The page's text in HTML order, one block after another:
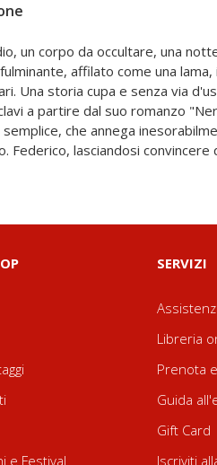
un corpo da occultare, una
affilato come una
Una storia cupa e senza via
a partire dal suo romanzo
che annega
Federico, lasciandosi convincere
Francesca, si reca a casa dell'ex
ammazzato e,
decide di far sparire il
privato ha visto tutto. È l'inizio
e Festival
SERVIZI
Libreria
Prenota
Guida
Gift Card
Iscriviti